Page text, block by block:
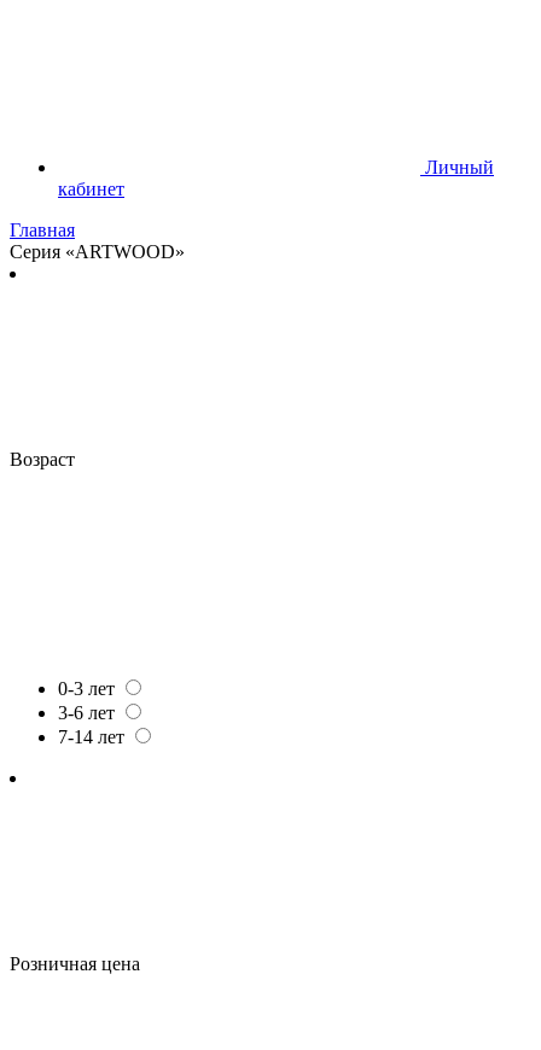
Личный
кабинет
Главная
Серия «ARTWOOD»
Возраст
0-3 лет
3-6 лет
7-14 лет
Розничная цена